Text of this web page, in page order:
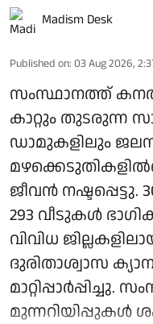
Madism Desk
Published on: 03 Aug 2026,
സംസ്ഥാനത്ത്
കാറ്റും തുടരുന്ന
ഡാമുകളിലും
ജീവന്‍
293 വീടുകള്‍
വിവിധ
ദുരിതാശ്വാസ
മാറ്റിപ്പാര്‍പ്പിച്ചു.
മുന്നറിയിപ്പുകള്‍